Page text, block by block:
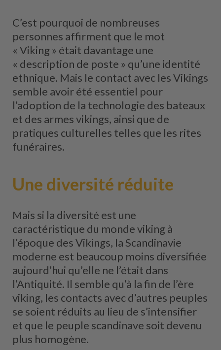
C’est pourquoi de nombreuses
personnes affirment que le mot
« Viking » était davantage une
« description de poste » qu’une identité
ethnique. Mais le contact avec les Vikings
semble avoir été essentiel pour
l’adoption de la technologie des bateaux
et des armes vikings, ainsi que de
pratiques culturelles telles que les rites
funéraires.
Une diversité réduite
Mais si la diversité est une
caractéristique du monde viking à
l’époque des Vikings, la Scandinavie
moderne est beaucoup moins diversifiée
aujourd’hui qu’elle ne l’était dans
l’Antiquité. Il semble qu’à la fin de l’ère
viking, les contacts avec d’autres peuples
se soient réduits au lieu de s’intensifier
et que le peuple scandinave soit devenu
plus homogène.